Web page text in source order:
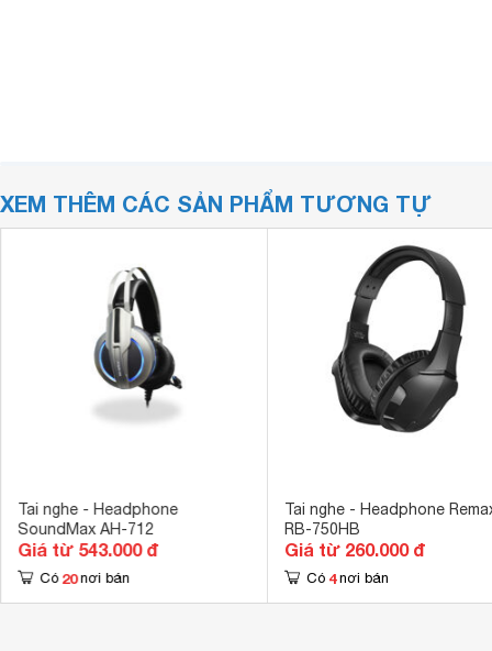
XEM THÊM CÁC SẢN PHẨM TƯƠNG TỰ
Tai nghe - Headphone
SoundMax AH-712
Giá từ 543.000 đ
Có 20 nơi bán
Tai nghe - Headphone
RB-750HB
Giá từ 260.000 đ
Có 4 nơi bán